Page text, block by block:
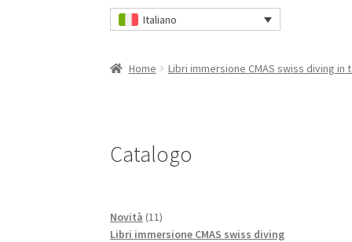
HomeCassa Cestino della spesa
Italiano
Home Libri immersione CMAS swiss diving in
Catalogo
Novità 1111
prodotti
Libri immersione CMAS swiss diving